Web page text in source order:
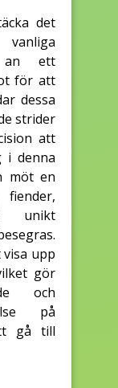
det
ett
för att
dessa
strider
att
i denna
möt en
unikt
upp
gör
och
på
gå till